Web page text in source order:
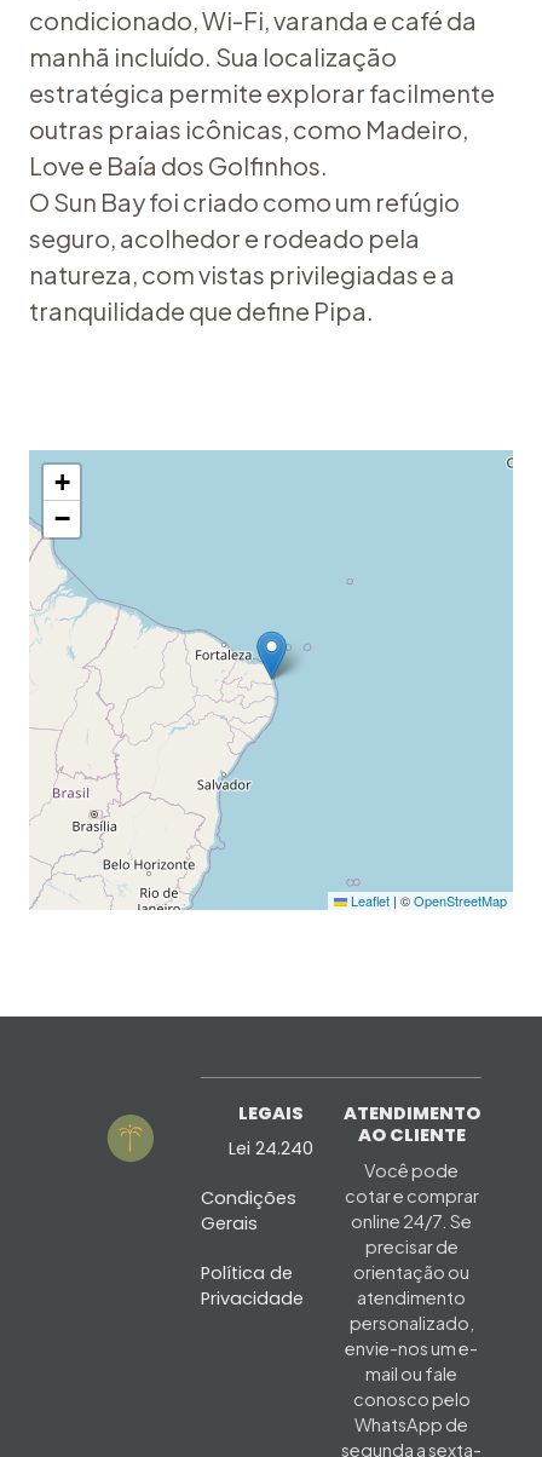
condicionado, Wi-Fi, varanda e café da
manhã incluído. Sua localização
estratégica permite explorar facilmente
outras praias icônicas, como Madeiro,
Love e Baía dos Golfinhos.
O Sun Bay foi criado como um refúgio
seguro, acolhedor e rodeado pela
natureza, com vistas privilegiadas e a
tranquilidade que define Pipa.
+
−
Leaflet | ©OpenStreetMap
LEGAIS
Lei 24.240
Condições
Gerais
Política de
Privacidade
ATENDIMENTO
AO CLIENTE
Você pode
cotar e comprar
online 24/7. Se
precisar de
orientação ou
atendimento
personalizado,
envie-nos um e-
mail ou fale
conosco pelo
WhatsApp de
segunda a sexta-